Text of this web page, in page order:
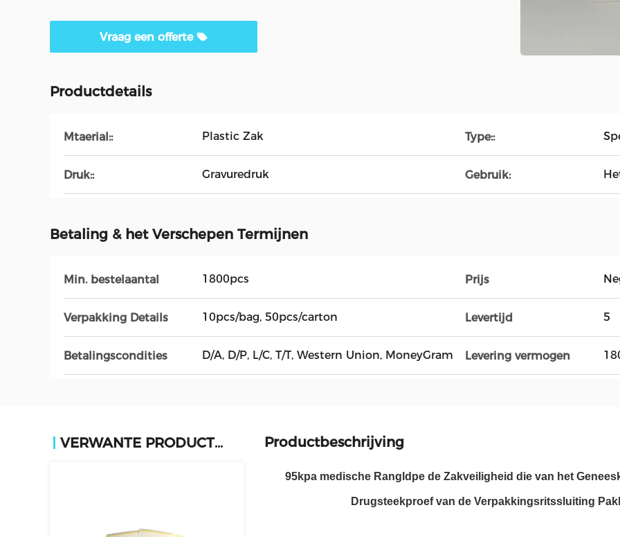
Vraag een offerte
Productdetails
Mtaerial:: Plastic Zak Type::
Druk:: Gravuredruk Gebruik:
Betaling & het Verschepen Termijnen
Min. bestelaantal 1800pcs Prijs
Verpakking Details 10pcs/bag, 50pcs/carton Levertijd 5
Betalingscondities D/A, D/P, L/C, T/T, Western Union, MoneyGram Levering vermogen
VERWANTE PRODUCTEN Productbeschrijving
95kpa medische Rangldpe de Zakveiligheid die van het
Drugsteekproef van de Verpakkingsritssluiting